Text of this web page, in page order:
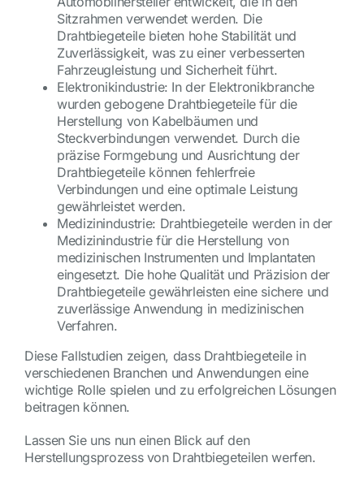
Sitzrahmen verwendet werden. Die
Drahtbiegeteile bieten hohe Stabilität und
Zuverlässigkeit, was zu einer verbesserten
Fahrzeugleistung und Sicherheit führt.
Elektronikindustrie: In der Elektronikbranche
wurden gebogene Drahtbiegeteile für die
Herstellung von Kabelbäumen und
Steckverbindungen verwendet. Durch die
präzise Formgebung und Ausrichtung der
Drahtbiegeteile können fehlerfreie
Verbindungen und eine optimale Leistung
gewährleistet werden.
Medizinindustrie: Drahtbiegeteile werden in der
Medizinindustrie für die Herstellung von
medizinischen Instrumenten und Implantaten
eingesetzt. Die hohe Qualität und Präzision der
Drahtbiegeteile gewährleisten eine sichere und
zuverlässige Anwendung in medizinischen
Verfahren.
Diese Fallstudien zeigen, dass Drahtbiegeteile in
verschiedenen Branchen und Anwendungen eine
wichtige Rolle spielen und zu erfolgreichen Lösungen
beitragen können.
Lassen Sie uns nun einen Blick auf den
Herstellungsprozess von Drahtbiegeteilen werfen.